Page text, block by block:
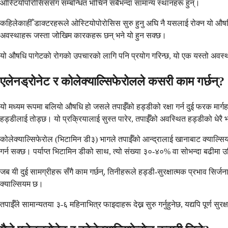
ओस्टियोपोरोसिससँग सम्बन्धित भाँचिने सबैभन्दा सामान्य स्थानहरू हुन्।
कहिलेकाहीँ डाक्टरहरूले ओस्टियोपोरोसिस सुरु हुनु अघि नै यसलाई रोक्न यो
अवस्थाहरू जस्ता जोखिम कारकहरू छन् भने यो हुन सक्छ।
यो औषधि पागेटको रोगको उपचारको लागि पनि प्रयोग गरिन्छ, यो एक यस्तो
एलेनड्रोनेट र कोलेक्याल्सिफेरोलले कसरी काम गर्छन्?
यो मध्यम रूपमा बलियो औषधि हो जसले तपाईँको हड्डीको रक्षा गर्न दुई फरक
हड्डीलाई तोड्छ। यो प्रक्रियालाई सुस्त पारेर, तपाईँको अवस्थित हड्डीको धेरै
कोलेक्याल्सिफेरोल (भिटामिन डी३) भागले तपाईँको आन्द्रालाई खानाबाट
गर्न सक्छ। पर्याप्त भिटामिन डीको साथ, त्यो संख्या ३०-४०% वा सोभन्दा बढीमा
जब यी दुई सामग्रीहरू सँगै काम गर्छन्, तिनीहरूले हड्डी-सुरक्षात्मक प्रभाव
क्याल्सियम छ।
तपाईँले सामान्यतया ३-६ महिनाभित्र फाइदाहरू देख्न सुरु गर्नुहुनेछ, यद्यपि पूर्ण